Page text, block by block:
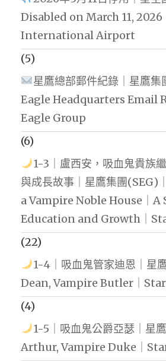
Disabled on March 11,
International Airport
(5)
星鷹總部郵件紀錄｜星鷹
Eagle Headquarters Email
Eagle Group
(6)
1-3｜盧西安，吸血鬼貴族
與成長故事｜星鷹集團
a Vampire Noble House｜
Education and Growth｜
(22)
1-4｜吸血鬼管家迪恩｜星
Dean, Vampire Butler｜
(4)
1-5｜吸血鬼公爵亞瑟｜星
Arthur, Vampire Duke｜